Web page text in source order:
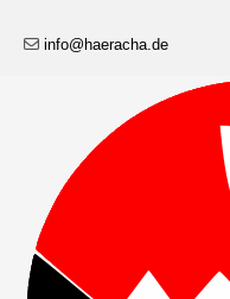
info@haeracha.de